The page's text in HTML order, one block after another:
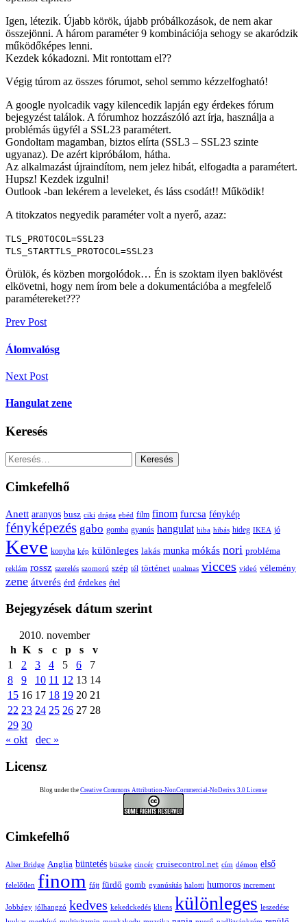
Igen, létezik. Újabb körök, újabb próbálkozások, de nem akar
összejönni. A három paraméter 9 kombinációja sehogy se akaródzik
működőképes lenni.
Kezdek kókadozni. Mit rontottam el??
Végig túrom az összes fórumot, sehol semmo kézzelfogható!
A google nyolcadik vagy kilencedik lapján egy érdekes fórum
bejegyzést találok. A fórumhoz hozzászóló azt írja, használja a
problémás ügyfél a SSL23 paramétert.
Gondoltam magamban, biztos elírta (SSL3 – SSL23 szinte
ugyanaz). De azért kipróbálom, hátha.
Az alkalmazást újraindítom, nem jelez hibát, elfogadta a paramétert.
Hupsz! Kezdek izgulni!
Outlook -ban lekérem a leveleket, és láss csodát!! Működik!
A titokzatos negyedik paraméter volt a nyerő, azaz:
TLS_PROTOCOL=SSL23
TLS_STARTTLS_PROTOCOL=SSL23
Örülök, és közben morgolódok… Én is szoktam ilyen baklövést
elkövetni, hogy nem írom bele a dokumentációba a megfelelő
paramétereket???
Bejegyzés
navigáció
Prev Post
Álomvalósg
Next Post
Hangulat zene
Keresés
Keresés:
Cimkefelhő
Anett aranyos busz ciki drága ebéd film finom furcsa fénykép
fényképezés gabo gomba gyanús hangulat hiba hibás hideg IKEA jó
Keve konyha kép különleges lakás munka mókás nori probléma
reklám rossz szerelés szomorú szép tél történet unalmas vicces videó vélemény
zene átverés érd érdekes étel
Bejegyzések dátum szerint
2010. november
h K s c p s
v
1
2 3 4 5 6
7
8
9 10 11 12 13 14
15 16 17 18 19 20 21
22 23 24 25 26 27 28
29 30
« okt
dec »
Licensz
Blog under the Creative Commons Attribution-NonCommercial-NoDerivs 3.0 License
Cimkefelhő
Alter Bridge Anglia büntetés büszke cincér cruisecontrol.net cím démon első
felelőtlen finom fájt fürdő gomb gyanúsítás halotti humoros increment
Jobbágy jólhangzó kedves kekedckedés kliens különleges leszedése